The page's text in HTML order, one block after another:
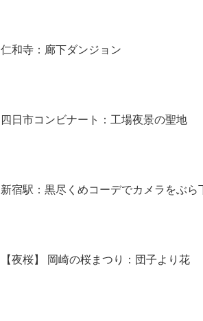
仁和寺：廊下ダンジョン
四日市コンビナート：工場夜景の聖地
新宿駅：黒尽くめコーデでカメラをぶ
【夜桜】 岡崎の桜まつり：団子より花